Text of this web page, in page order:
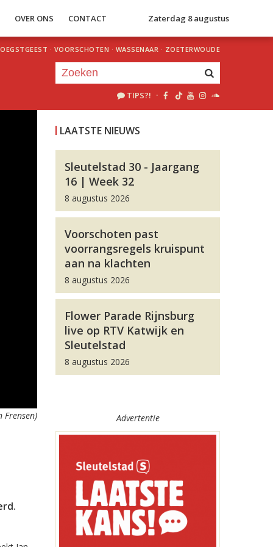
OVER ONS CONTACT Zaterdag 8 augustus
OEGSTGEEST · VOORSCHOTEN · WASSENAAR · ZOETERWOUDE
TIPS?! ·
Frensen)
LAATSTE NIEUWS
Sleutelstad 30 - Jaargang
16 | Week 32
8 augustus 2026
Voorschoten past
voorrangsregels kruispunt
aan na klachten
8 augustus 2026
Flower Parade Rijnsburg
live op RTV Katwijk en
Sleutelstad
8 augustus 2026
Advertentie